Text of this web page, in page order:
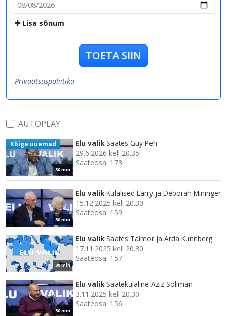
Lisa sõnum
TOETA SIIN
Privaatsuspoliitika
AUTOPLAY
30 min
Kõige uuemad Elu valik Saates Guy Peh
29.6.2026 kell 20.35
Saateosa: 173
30 min
Elu valik Külalised Larry ja Deborah Mininger
15.12.2025 kell 20.30
Saateosa: 159
30 min
Elu valik Saates Taimor ja Arda Kunnberg
17.11.2025 kell 20.30
Saateosa: 157
30 min
Elu valik Saatekülaline Aziz Soliman
3.11.2025 kell 20.30
Saateosa: 156